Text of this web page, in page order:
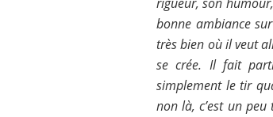
bonne ambiance
très bien où il veut
se crée. Il fait
simplement le tir
non là, c’est un